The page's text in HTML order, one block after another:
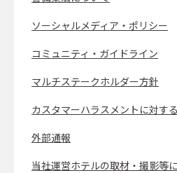
ソーシャルメディア・ポリシー
コミュニティ・ガイドライン
マルチステークホルダー方針
カスタマーハラスメントに対す
外部通報
当社運営ホテルの取材・撮影等